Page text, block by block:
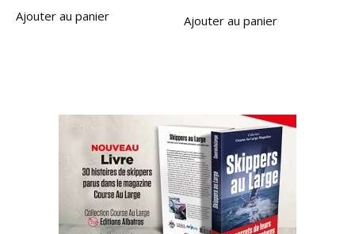
Ajouter au panier Ajouter au panier